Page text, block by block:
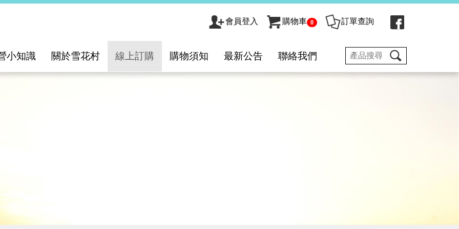
會員登入 購物車 0 訂單查詢
小知識 關於雪花村 線上訂購 購物須知 最新公告 聯絡我們